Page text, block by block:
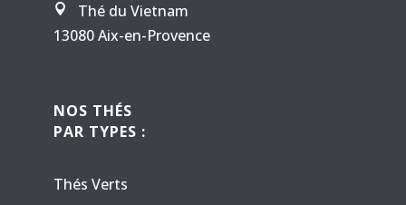

Thé du Vietnam
13080 Aix-en-Provence
NOS THÉS
PAR TYPES :
Thés Verts